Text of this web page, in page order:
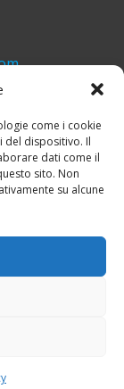
come i cookie
del dispositivo. Il
dati come il
sito. Non
su alcune